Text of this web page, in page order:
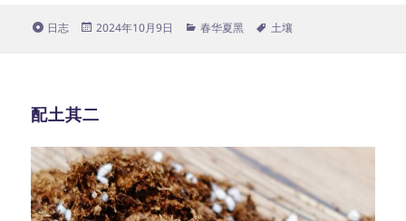
格
日志
发
2024年10月9日
分
春华夏黑
标
土壤
配土其二